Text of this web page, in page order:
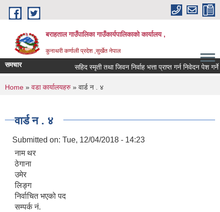
Skip to main content
बराहताल गाउँपालिका गाउँकार्यपालिकाको कार्यालय ,
कुनाथरी कर्णाली प्रदेश ,सुर्खेत नेपाल
समचार सहिद स्मृती तथा जिवन निर्वाह भत्ता प्राप्त गर्न निवेदन पेश गर्ने
You are here
Home » वडा कार्यालयहरु » वार्ड न . ४
वार्ड न . ४
Submitted on: Tue, 12/04/2018 - 14:23
नाम थर
ठेगाना
उमेर
लिङ्ग
निर्वाचित भएको पद
सम्पर्क नं.